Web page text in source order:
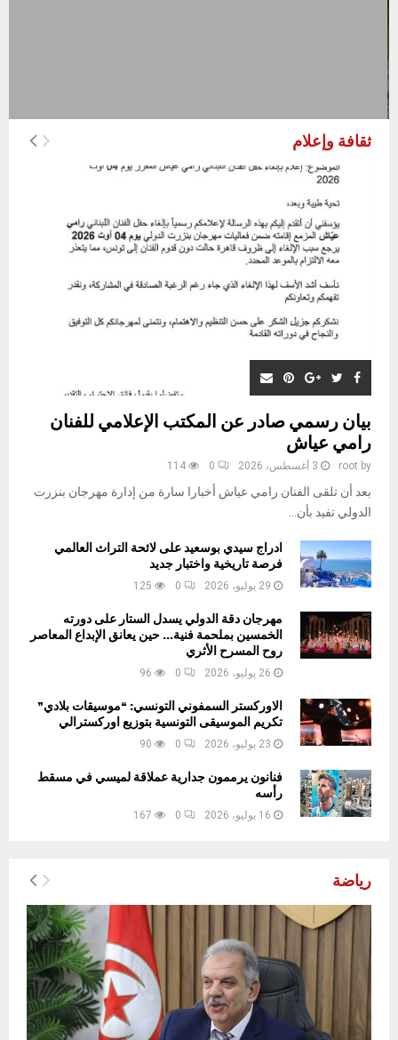
ثقافة وإعلام
بيان رسمي صادر عن المكتب الإعلامي للفنان
رامي عياش
by
root 3 أغسطس، 2026 0
114
بعد أن تلقى الفنان رامي عياش أخبارا سارة من إدارة مهرجان بنزرت
الدولي تفيد بأن...
ادراج سيدي بوسعيد على لائحة التراث العالمي
فرصة تاريخية واختبار جديد
29 يوليو، 2026 0
125
مهرجان دقة الدولي يسدل الستار على دورته
الخمسين بملحمة فنية… حين يعانق الإبداع المعاصر
روح المسرح الأثري
26 يوليو، 2026 0
96
الاوركستر السمفوني التونسي: “موسيقات بلادي”
تكريم الموسيقى التونسية بتوزيع اوركسترالي
23 يوليو، 2026 0
90
فنانون يرممون جدارية عملاقة لميسي في مسقط
رأسه
16 يوليو، 2026 0
167
رياضة